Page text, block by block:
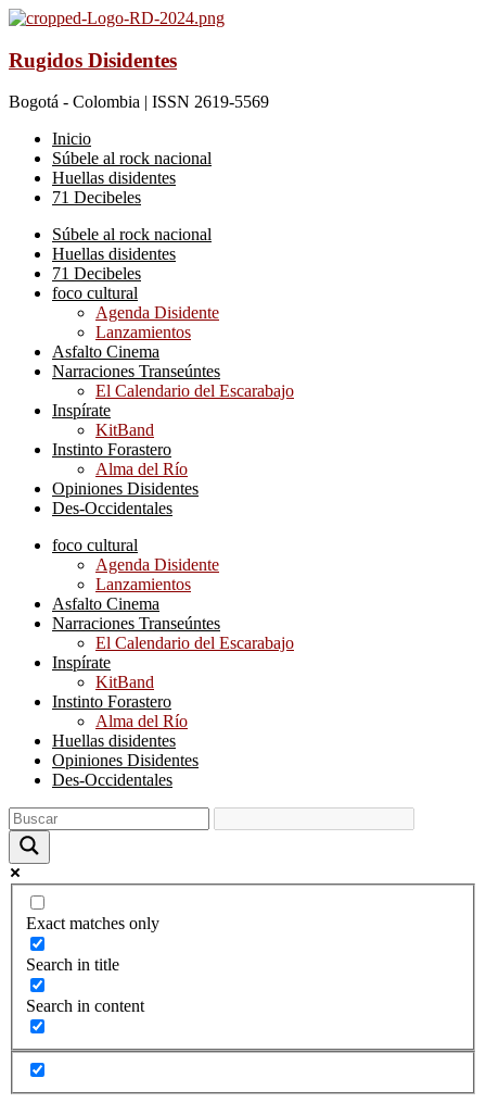
Rugidos Disidentes
Bogotá - Colombia | ISSN 2619-5569
Inicio
Súbele al rock nacional
Huellas disidentes
71 Decibeles
Súbele al rock nacional
Huellas disidentes
71 Decibeles
foco cultural
Agenda Disidente
Lanzamientos
Asfalto Cinema
Narraciones Transeúntes
El Calendario del Escarabajo
Inspírate
KitBand
Instinto Forastero
Alma del Río
Opiniones Disidentes
Des-Occidentales
foco cultural
Agenda Disidente
Lanzamientos
Asfalto Cinema
Narraciones Transeúntes
El Calendario del Escarabajo
Inspírate
KitBand
Instinto Forastero
Alma del Río
Huellas disidentes
Opiniones Disidentes
Des-Occidentales
Exact matches only
Search in title
Search in content